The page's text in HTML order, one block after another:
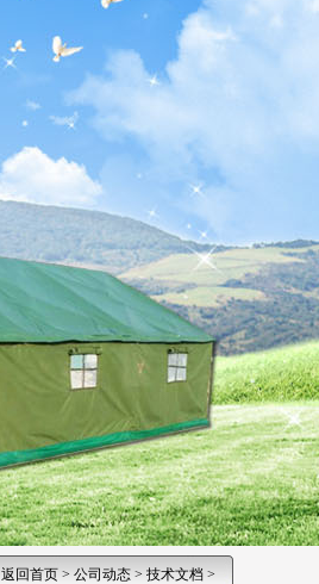
返回首页 > 公司动态 > 技术文档 >